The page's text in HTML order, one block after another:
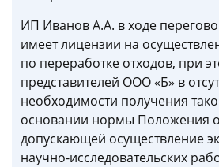
ИП Иванов А.А. в ходе
имеет лицензии на
по переработке отходов, при
представителей ООО «Б» в
необходимости получения
основании нормы Положения
допускающей осуществление
научно-исследовательских